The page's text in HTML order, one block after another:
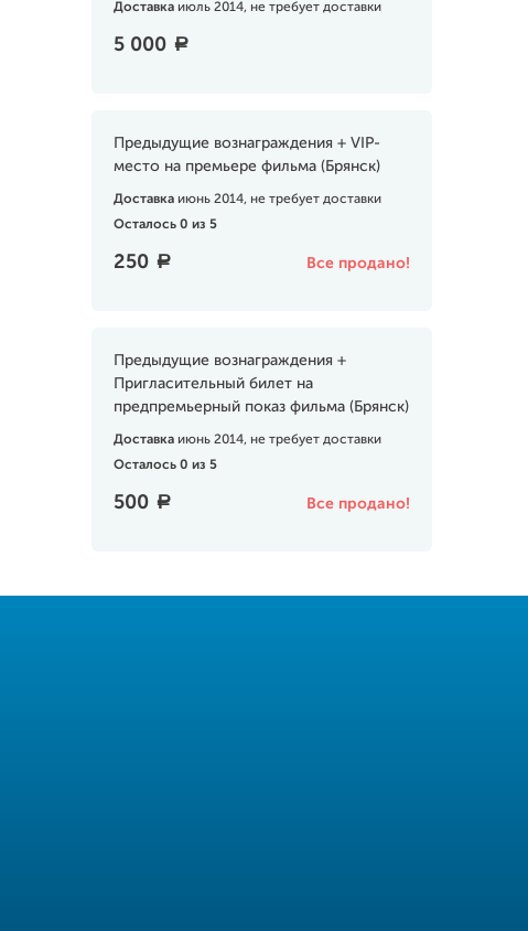
Доставка июль 2014, не требует доставки
5 000 a
Предыдущие вознаграждения + VIP-
место на премьере фильма (Брянск)
Доставка июнь 2014, не требует доставки
Осталось 0 из 5
250 a Все продано!
Предыдущие вознаграждения +
Пригласительный билет на
предпремьерный показ фильма (Брянск)
Доставка июнь 2014, не требует доставки
Осталось 0 из 5
500 a Все продано!